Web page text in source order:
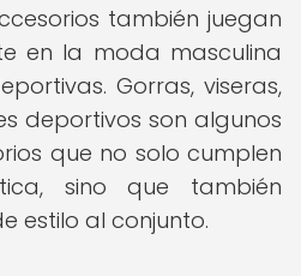
también juegan
en la moda masculina
Gorras, viseras,
deportivos son algunos
que no solo cumplen
sino que también
estilo al conjunto.